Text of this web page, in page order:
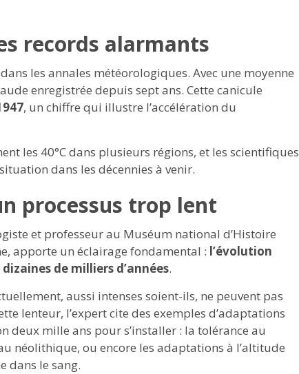
records alarmants
les annales météorologiques. Avec une moyenne
enregistrée depuis sept ans. Cette canicule
, un chiffre qui illustre l’accélération du
les 40°C dans plusieurs régions, et les scientifiques
dans les décennies à venir.
processus trop lent
et professeur au Muséum national d’Histoire
apporte un éclairage fondamental : l’évolution
de milliers d’années.
aussi intenses soient-ils, ne peuvent pas
lenteur, l’expert cite des exemples d’adaptations
deux mille ans pour s’installer : la tolérance au
néolithique, ou encore les adaptations à l’altitude
dans le sang.